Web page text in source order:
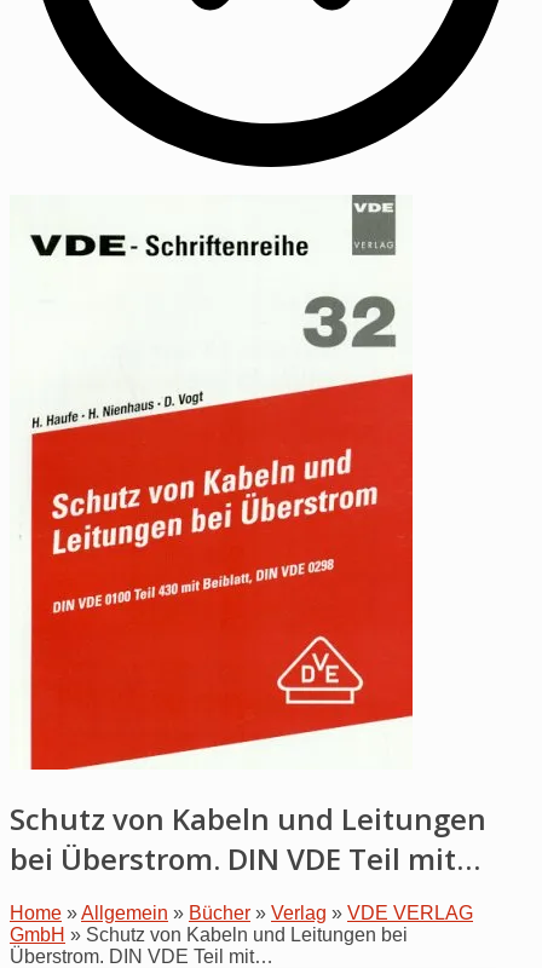
Schutz von Kabeln und Leitungen
bei Überstrom. DIN VDE Teil mit…
Home »Allgemein » Bücher » Verlag » VDE VERLAG
GmbH » Schutz von Kabeln und Leitungen bei
Überstrom. DIN VDE Teil mit…